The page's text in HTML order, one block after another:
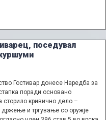
поседувал
Гостивар донесе Наредба за
поради основано
кривично дело –
и тргување со оружје